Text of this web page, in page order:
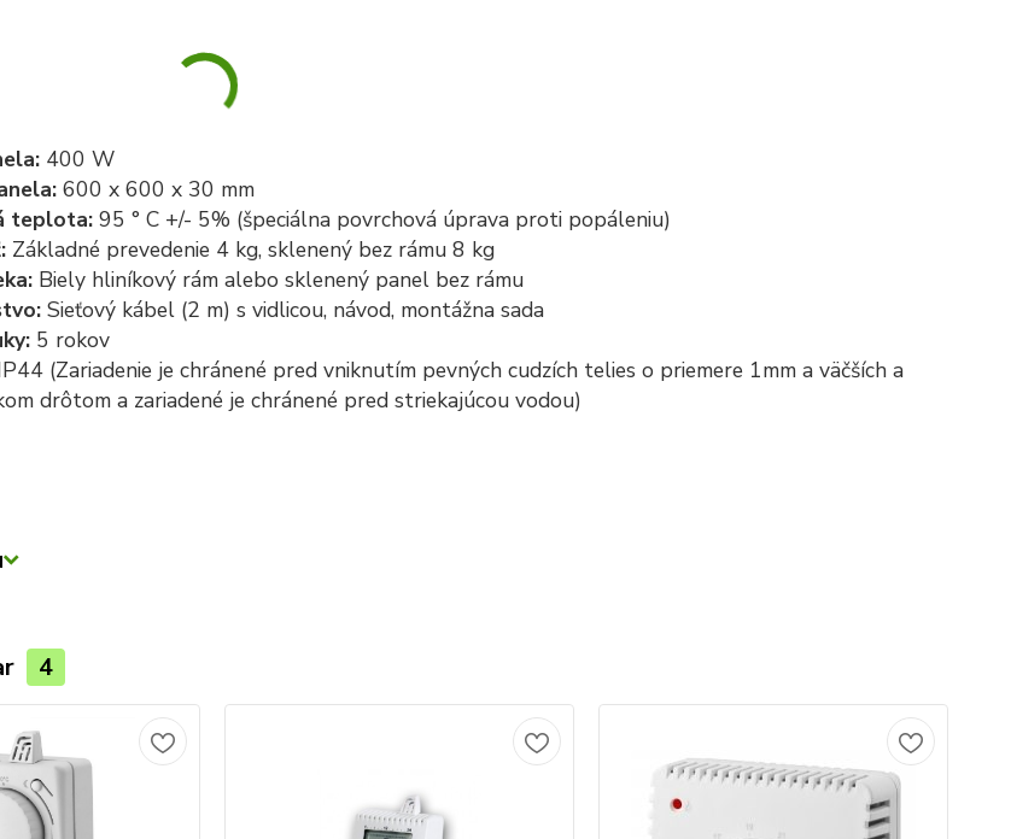
400 W
600 x 600 x 30 mm
teplota:95 ° C +/- 5% (špeciálna povrchová úprava proti popáleniu)
Základné prevedenie 4 kg, sklenený bez rámu 8 kg
Biely hliníkový rám alebo sklenený panel bez rámu
Sieťový kábel (2 m) s vidlicou, návod, montážna sada
5 rokov
(Zariadenie je chránené pred vniknutím pevných cudzích telies o priemere 1mm a väčších a
drôtom a zariadené je chránené pred striekajúcou vodou)
4